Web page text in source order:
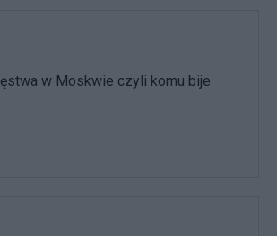
w Moskwie czyli komu bije